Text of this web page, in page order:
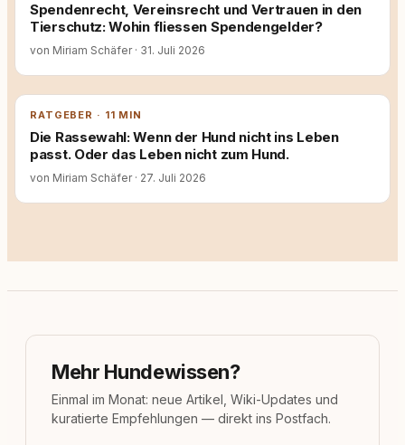
Spendenrecht, Vereinsrecht und Vertrauen in den
Tierschutz: Wohin fliessen Spendengelder?
von Miriam Schäfer · 31. Juli 2026
RATGEBER · 11 MIN
Die Rassewahl: Wenn der Hund nicht ins Leben
passt. Oder das Leben nicht zum Hund.
von Miriam Schäfer · 27. Juli 2026
Mehr Hundewissen?
Einmal im Monat: neue Artikel, Wiki-Updates und
kuratierte Empfehlungen — direkt ins Postfach.